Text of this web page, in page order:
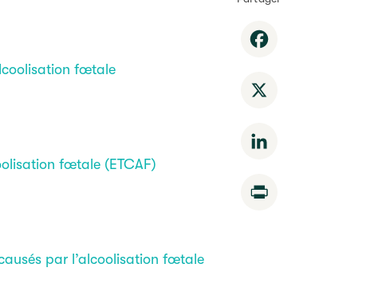
fœtale
fœtale (ETCAF)
par l’alcoolisation fœtale
Facebook